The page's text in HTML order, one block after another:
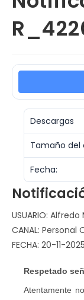
Descargas
Tamaño del
Fecha:
USUARIO:
CANAL: Personal
FECHA: 20-11-2025
Respetado
Atentamente